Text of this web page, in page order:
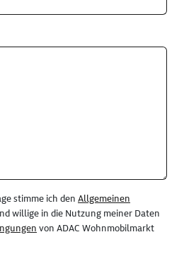
stimme ich den Allgemeinen
willige in die Nutzung meiner Daten
von ADAC Wohnmobilmarkt